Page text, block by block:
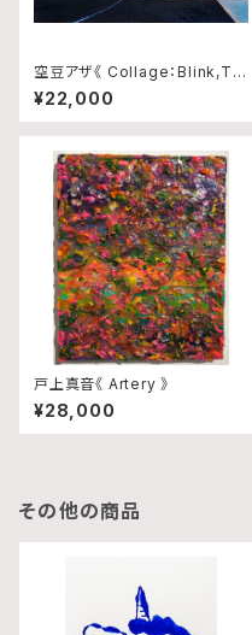
空豆アザ《 Collage：Blink,Tra
ce and Rhythm No.10 》
¥22,000
戸上真音《 Artery 》
¥28,000
その他の商品